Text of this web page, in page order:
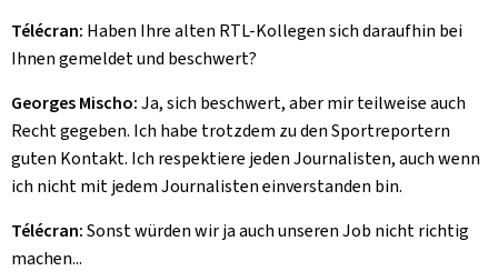
Télécran: Haben Ihre alten RTL-Kollegen sich daraufhin bei
Ihnen gemeldet und beschwert?
Georges Mischo:Ja, sich beschwert, aber mir teilweise auch
Recht gegeben. Ich habe trotzdem zu den Sportreportern
guten Kontakt. Ich respektiere jeden Journalisten, auch wenn
ich nicht mit jedem Journalisten einverstanden bin.
Télécran:Sonst würden wir ja auch unseren Job nicht richtig
machen...